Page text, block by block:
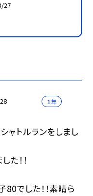
27
１年
ャトルランをしまし
！！
でした！！素晴ら